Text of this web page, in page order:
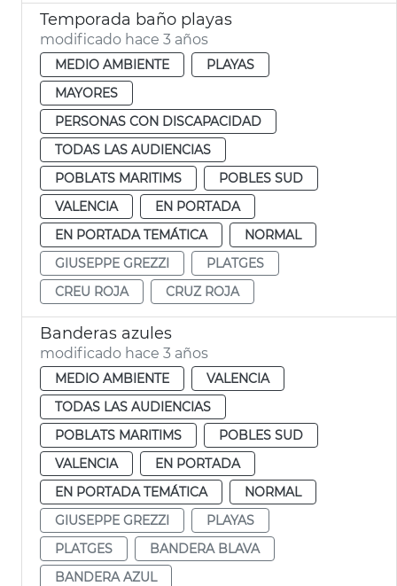
Temporada baño playas
modificado hace 3 años
MEDIO AMBIENTE
PLAYAS
MAYORES
PERSONAS CON DISCAPACIDAD
TODAS LAS AUDIENCIAS
POBLATS MARITIMS
POBLES SUD
VALENCIA
EN PORTADA
EN PORTADA TEMÁTICA
NORMAL
GIUSEPPE GREZZI
PLATGES
CREU ROJA
CRUZ ROJA
Banderas azules
modificado hace 3 años
MEDIO AMBIENTE
VALENCIA
TODAS LAS AUDIENCIAS
POBLATS MARITIMS
POBLES SUD
VALENCIA
EN PORTADA
EN PORTADA TEMÁTICA
NORMAL
GIUSEPPE GREZZI
PLAYAS
PLATGES
BANDERA BLAVA
BANDERA AZUL